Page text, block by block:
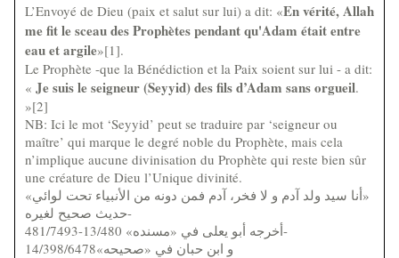
L’Envoyé de Dieu (paix et salut sur lui) a dit: «En vérité, Allah
me fit le sceau des Prophètes pendant qu'Adam était entre
eau et argile»[1].
Le Prophète -que la Bénédiction et la Paix soient sur lui - a dit:
« Je suis le seigneur (Seyyid) des fils d’Adam sans orgueil.
»[2]
NB: Ici le mot ‘Seyyid’ peut se traduire par ‘seigneur ou
maître’ qui marque le degré noble du Prophète, mais cela
n’implique aucune divinisation du Prophète qui reste bien sûr
une créature de Dieu l’Unique divinité.
«أنا سيد ولد آدم و لا فخر، آدم فمن دونه من الأنبياء تحت لوائي»
حديث صحيح لغيره-
أخرجه أبو يعلى في «مسنده» 13/480-481/7493-
و ابن حبان في «صحيحه»14/398/6478